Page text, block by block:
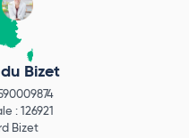
Bizet
: 126921
Bizet